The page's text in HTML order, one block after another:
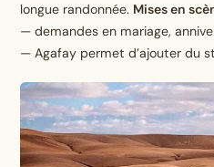
longue randonnée. Mises en
— demandes en mariage,
— Agafay permet d’ajouter du